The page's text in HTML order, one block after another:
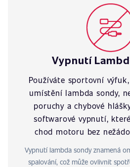
Vypnutí
Používáte sportovní
umístění lambda sondy,
poruchy a chybové
softwarové vypnutí,
chod motoru bez
Vypnutí lambda sondy znamená
spalování, což může ovlivnit